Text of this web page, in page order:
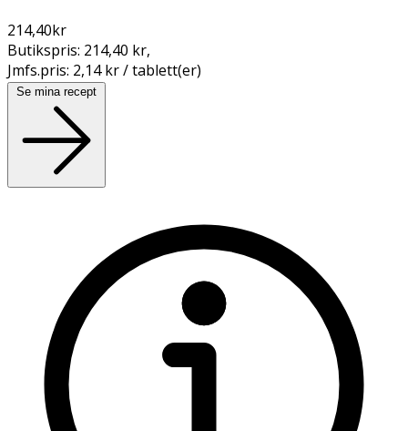
214,40kr
Butikspris: 214,40 kr,
Jmfs.pris: 2,14 kr / tablett(er)
Se mina recept